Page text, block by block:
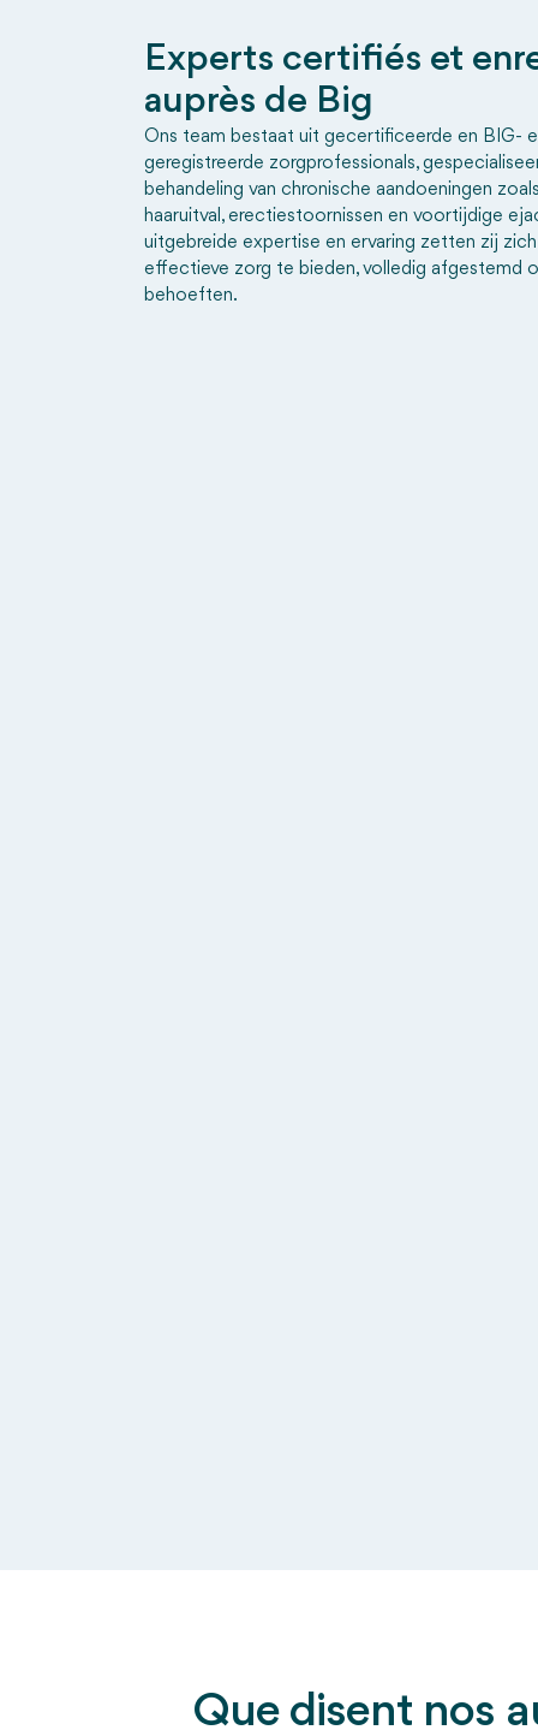
Experts certifiés et
auprès de Big
Ons team bestaat uit gecertificeerde en BIG-
geregistreerde zorgprofessionals,
behandeling van chronische aandoeningen
haaruitval, erectiestoornissen en voortijdige
uitgebreide expertise en ervaring zetten zij
effectieve zorg te bieden, volledig afgestemd
behoeften.
Que disent nos